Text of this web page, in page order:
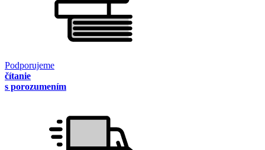
Podporujeme
čítanie
s porozumením